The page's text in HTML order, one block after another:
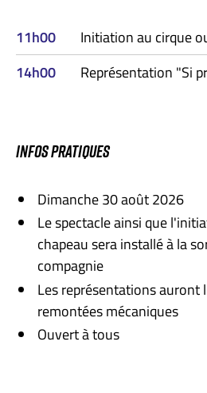
11h00
Initiation au cirque
14h00
Représentation "Si
INFOS PRATIQUES
Dimanche 30 août 2026
Le spectacle ainsi que
chapeau sera installé à la
compagnie
Les représentations auront
remontées mécaniques
Ouvert à tous